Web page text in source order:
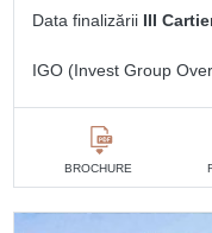
Data finalizării III
IGO (Invest Group
BROCHURE